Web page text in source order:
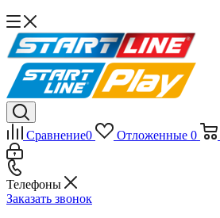
Сравнение0 Отложенные 0
Телефоны
Заказать звонок